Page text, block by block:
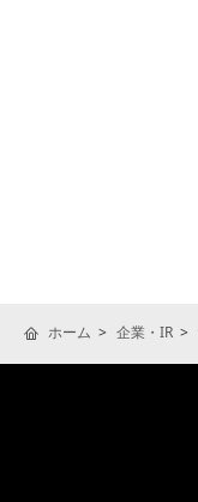
ホーム 企業・IR